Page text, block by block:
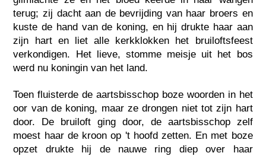
terug; zij dacht aan de bevrijding van haar broers en
kuste de hand van de koning, en hij drukte haar aan
zijn hart en liet alle kerkklokken het bruiloftsfeest
verkondigen. Het lieve, stomme meisje uit het bos
werd nu koningin van het land.
Toen fluisterde de aartsbisschop boze woorden in het
oor van de koning, maar ze drongen niet tot zijn hart
door. De bruiloft ging door, de aartsbisschop zelf
moest haar de kroon op 't hoofd zetten. En met boze
opzet drukte hij de nauwe ring diep over haar